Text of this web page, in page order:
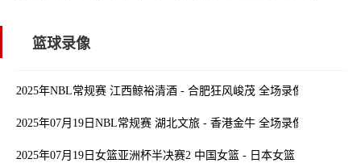
篮球录像
2025年NBL常规赛 江西鲸裕清酒 - 合肥狂风峻茂 全场录像
2025年07月19日NBL常规赛 湖北文旅 - 香港金牛 全场录像
2025年07月19日女篮亚洲杯半决赛2 中国女篮 - 日本女篮 全场录像